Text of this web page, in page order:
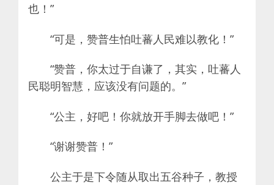
也！”
“可是，赞普生怕吐蕃人民难以教化！”
“赞普，你太过于自谦了，其实，吐蕃人
民聪明智慧，应该没有问题的。”
“公主，好吧！你就放开手脚去做吧！”
“谢谢赞普！”
公主于是下令随从取出五谷种子，教授